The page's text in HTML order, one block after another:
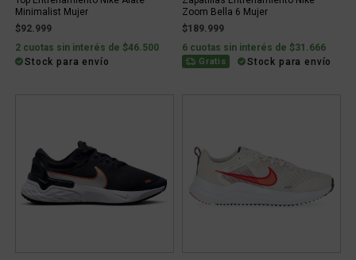
Minimalist Mujer
$92.999
2 cuotas sin interés de $46.500
Stock para envío
Zoom Bella 6 Mujer
$189.999
6 cuotas sin interés de $31.666
Gratis Stock para envío